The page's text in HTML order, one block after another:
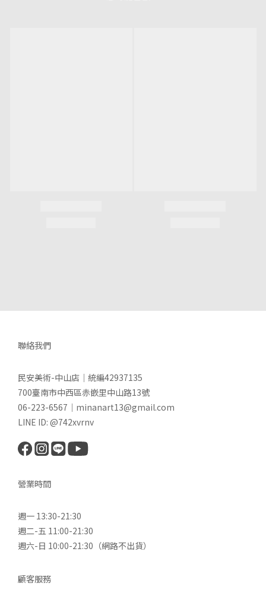
聯絡我們
民安美術-中山店｜統編42937135
700臺南市中西區赤嵌里中山路13號
06-223-6567｜minanart13@gmail.com
LINE ID: @742xvrnv
營業時間
週一 13:30-21:30
週二-五 11:00-21:30
週六-日 10:00-21:30（網路不出貨）
顧客服務